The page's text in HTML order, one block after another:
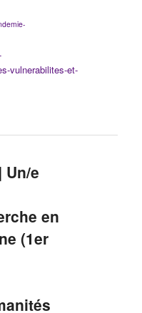
vulnerabilites-et-
e
en
(1er